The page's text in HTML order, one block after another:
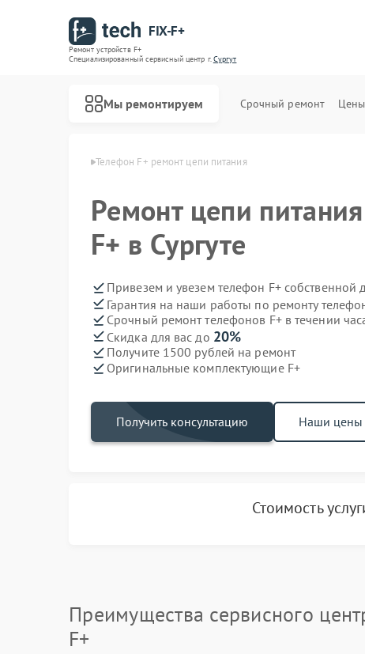
FIX-F+
Ремонт устройств F+
Специализированный cервисный центр г.Сургут
Мы ремонтируем Срочный ремонт Цены
Телефон F+ ремонт цепи питания
Ремонт цепи
F+ в Сургуте
Привезем и увезем телефон F+ собственной
Гарантия на наши работы по ремонту
Срочный ремонт телефонов F+ в течении
Скидка для вас до 20%
Получите 1500 рублей на ремонт
Оригинальные комплектующие F+
Получить консультацию Наши цены
Стоимость
Преимущества сервисного
F+